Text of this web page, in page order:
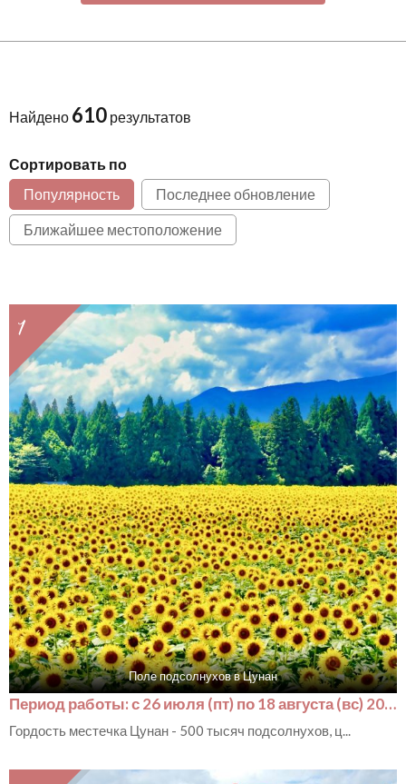
Найдено 610 результатов
Сортировать по
Популярность
Последнее обновление
Ближайшее местоположение
1
Поле подсолнухов в Цунан
Период работы: с 26 июля (пт) по 18 августа (вс) 2019 г.
Гордость местечка Цунан - 500 тысяч подсолнухов, ц...